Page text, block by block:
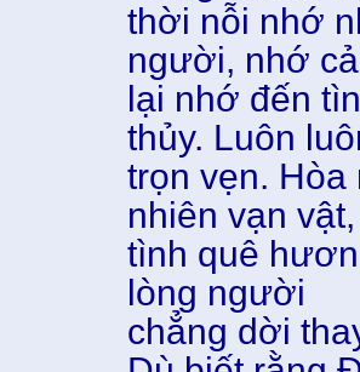
thời nỗi nhớ
người, nhớ
lại nhớ đến
thủy. Luôn
trọn vẹn.
nhiên vạn vật,
tình quê
lòng người
chẳng dời